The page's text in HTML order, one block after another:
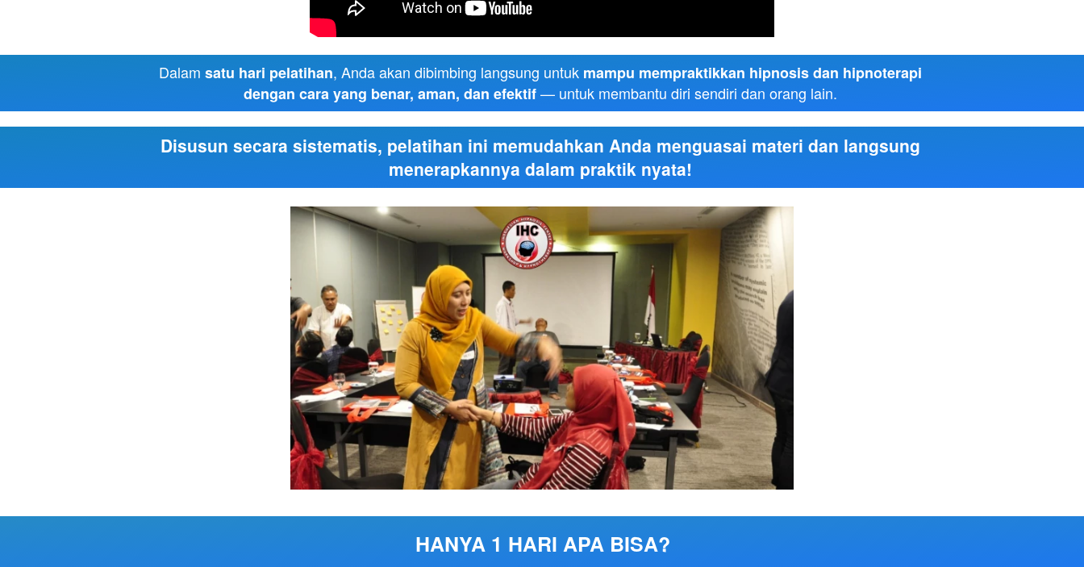
Dalam satu hari pelatihan, Anda akan dibimbing langsung untuk mampu mempraktikkan hipnosis dan hipnoterapi
dengan cara yang benar, aman, dan efektif — untuk membantu diri sendiri dan orang lain.
Disusun secara sistematis, pelatihan ini memudahkan Anda menguasai materi dan langsung
menerapkannya dalam praktik nyata!
HANYA 1 HARI APA BISA?